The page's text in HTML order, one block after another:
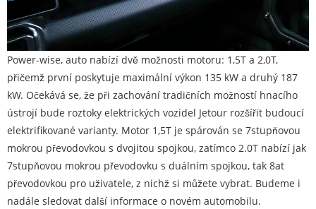
Power-wise, auto nabízí dvě možnosti motoru: 1,5T a 2,0T,
přičemž první poskytuje maximální výkon 135 kW a druhý 187
kW. Očekává se, že při zachování tradičních možností hnacího
ústrojí bude roztoky elektrických vozidel Jetour rozšířit budoucí
elektrifikované varianty. Motor 1,5T je spárován se 7stupňovou
mokrou převodovkou s dvojitou spojkou, zatímco 2.0T nabízí jak
7stupňovou mokrou převodovku s duálním spojkou, tak 8at
převodovkou pro uživatele, z nichž si můžete vybrat. Budeme i
nadále sledovat další informace o novém automobilu.